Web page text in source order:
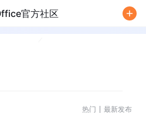
官方社区
热门 最新发布